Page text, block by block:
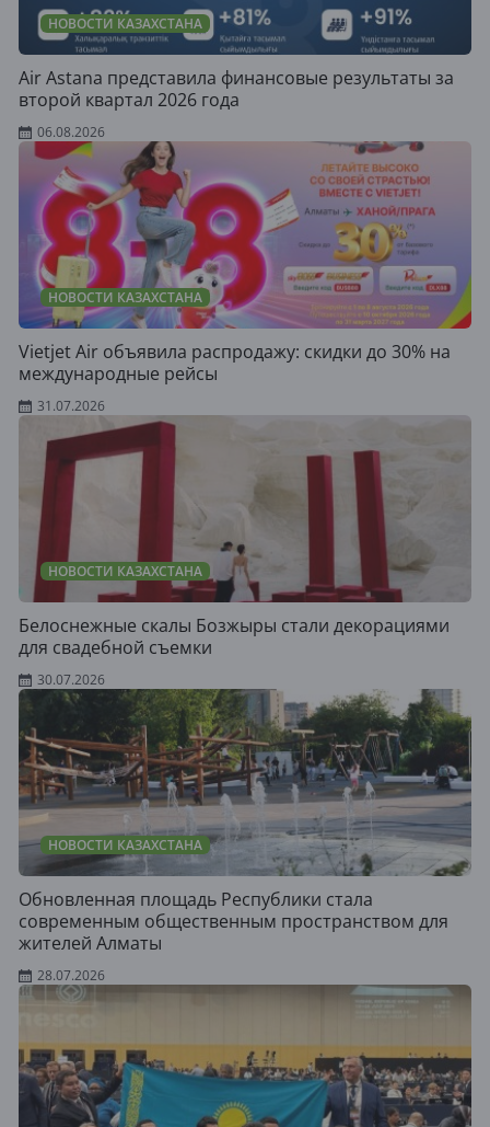
НОВОСТИ КАЗАХСТАНА
Air Astana представила финансовые результаты за
второй квартал 2026 года
06.08.2026
НОВОСТИ КАЗАХСТАНА
Vietjet Air объявила распродажу: скидки до 30% на
международные рейсы
31.07.2026
НОВОСТИ КАЗАХСТАНА
Белоснежные скалы Бозжыры стали декорациями
для свадебной съемки
30.07.2026
НОВОСТИ КАЗАХСТАНА
Обновленная площадь Республики стала
современным общественным пространством для
жителей Алматы
28.07.2026